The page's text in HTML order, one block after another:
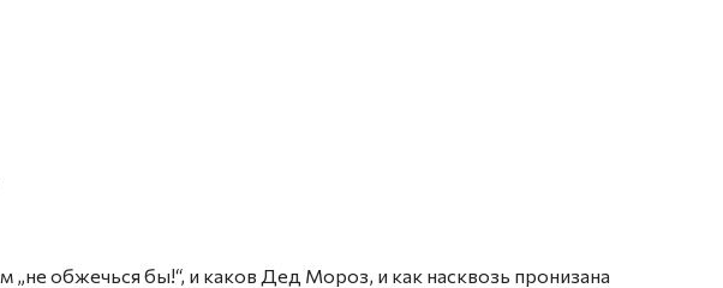
„не обжечься бы!“, и каков Дед Мороз, и как насквозь пронизана